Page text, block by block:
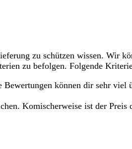
zu schützen wissen. Wir
zu befolgen. Folgende
können dir sehr viel
Komischerweise ist der